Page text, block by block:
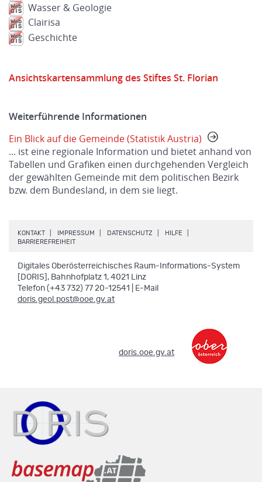
Wasser & Geologie
Clairisa
Geschichte
Ansichtskartensammlung des Stiftes St. Florian
Weiterführende Informationen
Ein Blick auf die Gemeinde (Statistik Austria)
... ist eine regionale Information und bietet anhand von
Tabellen und Grafiken einen durchgehenden Vergleich
der gewählten Gemeinde mit dem politischen Bezirk
bzw. dem Bundesland, in dem sie liegt.
KONTAKT IMPRESSUM DATENSCHUTZ HILFE
BARRIEREFREIHEIT.
Digitales Oberösterreichisches Raum-Informations-System
[DORIS], Bahnhofplatz 1, 4021 Linz
Telefon (+43 732) 77 20-12541 | E-Mail
doris.geol.post@ooe.gv.at
doris.ooe.gv.at.